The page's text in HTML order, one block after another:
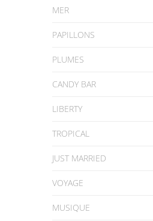
MER
PAPILLONS
PLUMES
CANDY BAR
LIBERTY
TROPICAL
JUST MARRIED
VOYAGE
MUSIQUE